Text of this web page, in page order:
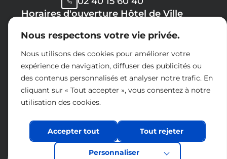
Nous respectons votre vie privée.
Nous utilisons des cookies pour améliorer votre
expérience de navigation, diffuser des publicités ou
des contenus personnalisés et analyser notre trafic. En
cliquant sur « Tout accepter », vous consentez à notre
utilisation des cookies.
Personnaliser
Tout rejeter
Accepter tout
Horaires d'ouverture Hôtel de Ville
Lundi, Mercredi, Jeudi, Vendredi :
08h30 -> 12h00
13h30 -> 17h30
Mardi :
8h30 -> 12h00
14h30 -> 17h30
Samedi :
09h00 -> 12h00
Charte réseaux sociaux
Nous contacter
Acceo Politique de confidentialité Accessibilité